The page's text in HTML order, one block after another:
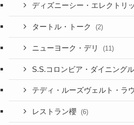
ディズニーシー・エレクトリ
タートル・トーク (2)
ニューヨーク・デリ (11)
S.S.コロンビア・ダイニング
テディ・ルーズヴェルト・ラ
レストラン櫻 (6)